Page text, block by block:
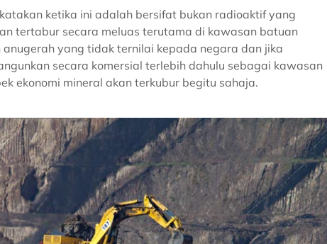
ketika ini adalah bersifat bukan radioaktif yang
tertabur secara meluas terutama di kawasan batuan
yang tidak ternilai kepada negara dan jika
secara komersial terlebih dahulu sebagai kawasan
ekonomi mineral akan terkubur begitu sahaja.